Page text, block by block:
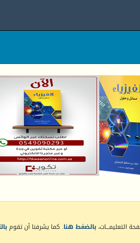
التعليمـــات، بالضغط هنا. كما يشرفنا أن تقوم